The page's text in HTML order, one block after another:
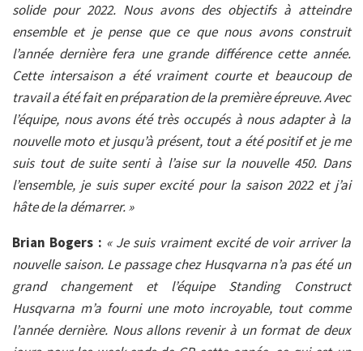
solide pour 2022. Nous avons des objectifs à atteindre
ensemble et je pense que ce que nous avons construit
l’année dernière fera une grande différence cette année.
Cette intersaison a été vraiment courte et beaucoup de
travail a été fait en préparation de la première épreuve. Avec
l’équipe, nous avons été très occupés à nous adapter à la
nouvelle moto et jusqu’à présent, tout a été positif et je me
suis tout de suite senti à l’aise sur la nouvelle 450. Dans
l’ensemble, je suis super excité pour la saison 2022 et j’ai
hâte de la démarrer. »
Brian Bogers : « Je suis vraiment excité de voir arriver la
nouvelle saison. Le passage chez Husqvarna n’a pas été un
grand changement et l’équipe Standing Construct
Husqvarna m’a fourni une moto incroyable, tout comme
l’année dernière. Nous allons revenir à un format de deux